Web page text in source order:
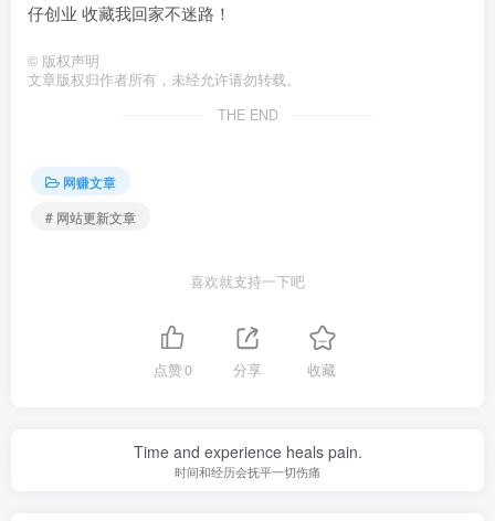
仔创业 收藏我回家不迷路！
© 版权声明
文章版权归作者所有，未经允许请勿转载。
THE END
网赚文章
# 网站更新文章
喜欢就支持一下吧
点赞0 分享 收藏
Time and experience heals pain.
时间和经历会抚平一切伤痛